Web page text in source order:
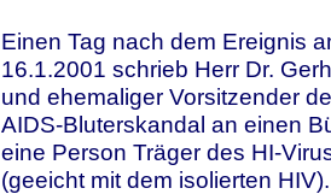
Einen Tag nach dem Ereignis
16.1.2001 schrieb Herr Dr.
und ehemaliger Vorsitzender
AIDS-Bluterskandal an einen
eine Person Träger des HI-
(geeicht mit dem isolierten HIV).